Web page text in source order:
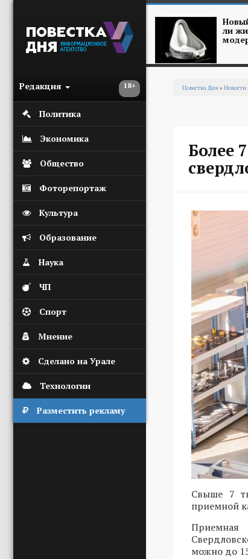
18+
Редакция
Политика
Экономика
Общество
Фоторепортаж
Культура
Образование
Наука
ЧП
Спорт
Мнение
Сделано на Урале
Технологии
Разместить рекламу
ли
Повестка Дня» Новости
Более
Свыше 7
приемной
Приемная
можно до